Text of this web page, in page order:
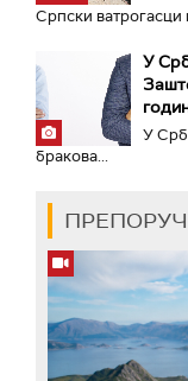
Српски ватрогасци
У
У
бракова...